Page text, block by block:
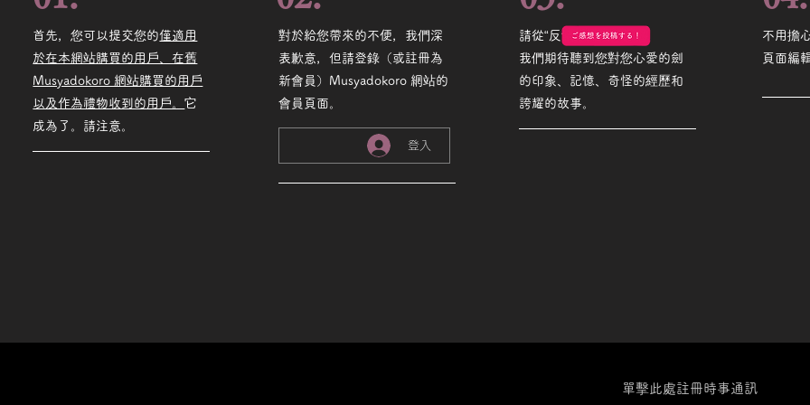
首先，您可以提交您的僅適用
於在本網站購買的用戶、在舊
Musyadokoro 網站購買的用戶
以及作為禮物收到的用戶。它
成為了。請注意。
對於給您帶來的不便，我們深
表歉意，但請登錄（或註冊為
新會員）Musyadokoro 網站的
會員頁面。
登入
請從“反饋”頁面發帖。
我們期待聽到您對您心愛的劍
的印象、記憶、奇怪的經歷和
誇耀的故事。
不用擔
頁面編
單擊此處註冊時事通訊